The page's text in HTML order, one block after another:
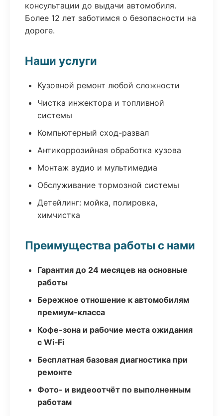
консультации до выдачи автомобиля.
Более 12 лет заботимся о безопасности на
дороге.
Наши услуги
Кузовной ремонт любой сложности
Чистка инжектора и топливной
системы
Компьютерный сход-развал
Антикоррозийная обработка кузова
Монтаж аудио и мультимедиа
Обслуживание тормозной системы
Детейлинг: мойка, полировка,
химчистка
Преимущества работы с нами
Гарантия до 24 месяцев на основные
работы
Бережное отношение к автомобилям
премиум-класса
Кофе-зона и рабочие места ожидания
с Wi‑Fi
Бесплатная базовая диагностика при
ремонте
Фото- и видеоотчёт по выполненным
работам